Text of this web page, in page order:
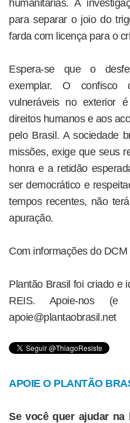
humanitárias. A
para separar o joio do
farda com licença para o
Espera-se que o
exemplar. O confisco
vulneráveis no exterior
direitos humanos e aos
pelo Brasil. A sociedade
missões, exige que seus
honra e a retidão
ser democrático e
tempos recentes, não
apuração.
Com informações do DCM
Plantão Brasil foi criado e
REIS. Apoie-nos (e
apoie@plantaobrasil.net
APOIE O PLANTÃO
Se você quer ajudar